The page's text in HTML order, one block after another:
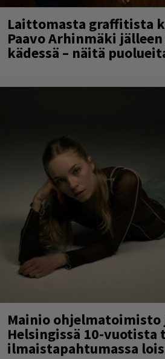
Laittomasta graffitista
Paavo Arhinmäki
kädessä – näitä
Mainio
Helsingissä 10-vuotista
ilmaistapahtumassa